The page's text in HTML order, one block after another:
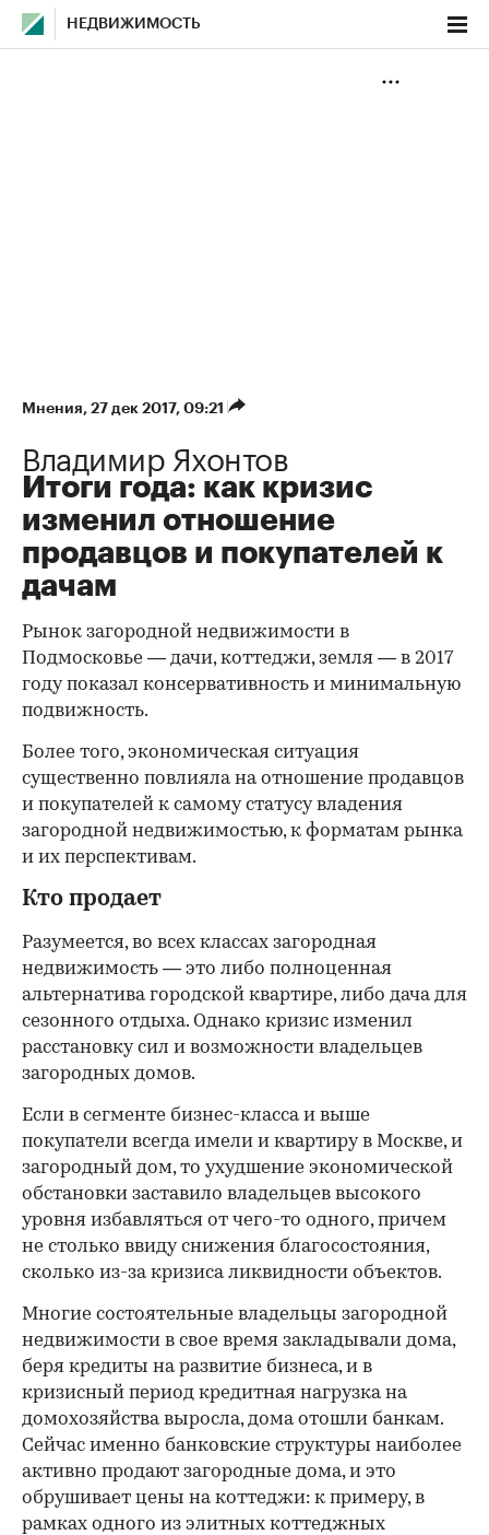
НЕДВИЖИМОСТЬ
Мнения⁠, 27 дек 2017, 09:21
Владимир Яхонтов
Итоги года: как кризис
изменил отношение
продавцов и покупателей к
дачам
Рынок загородной недвижимости в
Подмосковье — дачи, коттеджи, земля — в 2017
году показал консервативность и минимальную
подвижность.
Более того, экономическая ситуация
существенно повлияла на отношение продавцов
и покупателей к самому статусу владения
загородной недвижимостью, к форматам рынка
и их перспективам.
Кто продает
Разумеется, во всех классах загородная
недвижимость — это либо полноценная
альтернатива городской квартире, либо дача для
сезонного отдыха. Однако кризис изменил
расстановку сил и возможности владельцев
загородных домов.
Если в сегменте бизнес-класса и выше
покупатели всегда имели и квартиру в Москве, и
загородный дом, то ухудшение экономической
обстановки заставило владельцев высокого
уровня избавляться от чего-то одного, причем
не столько ввиду снижения благосостояния,
сколько из-за кризиса ликвидности объектов.
Многие состоятельные владельцы загородной
недвижимости в свое время закладывали дома,
беря кредиты на развитие бизнеса, и в
кризисный период кредитная нагрузка на
домохозяйства выросла, дома отошли банкам.
Сейчас именно банковские структуры наиболее
активно продают загородные дома, и это
обрушивает цены на коттеджи: к примеру, в
рамках одного из элитных коттеджных